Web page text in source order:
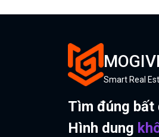
MOGIVI
Smart Real
Tìm đúng bất
Hình dung